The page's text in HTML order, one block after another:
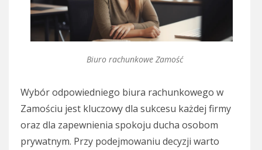
Biuro rachunkowe Zamość
Wybór odpowiedniego biura rachunkowego w
Zamościu jest kluczowy dla sukcesu każdej firmy
oraz dla zapewnienia spokoju ducha osobom
prywatnym. Przy podejmowaniu decyzji warto